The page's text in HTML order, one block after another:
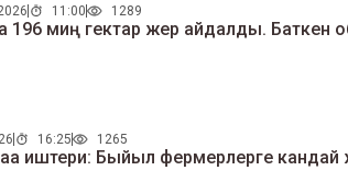
11:00 1289
196 миң гектар жер айдалды. Баткен
16:25 1265
иштери: Быйыл фермерлерге кандай